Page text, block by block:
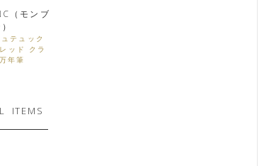
（モンブ
テュック
ッド クラ
年筆
ITEMS